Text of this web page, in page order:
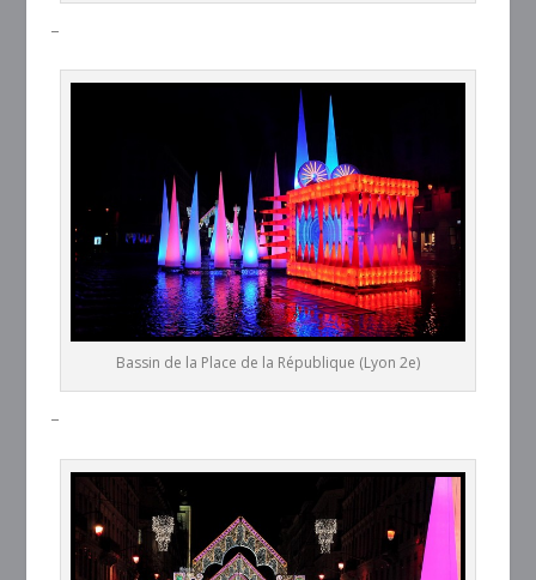
–
Bassin de la Place de la République (Lyon 2e)
–